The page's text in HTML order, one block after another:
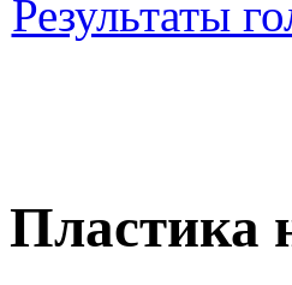
Результаты
Пластика